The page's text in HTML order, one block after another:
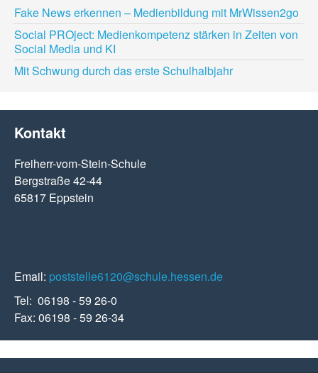
Fake News erkennen – Medienbildung mit MrWissen2go
Social PROject: Medienkompetenz stärken in Zeiten von
Social Media und KI
Mit Schwung durch das erste Schulhalbjahr
Kontakt
Freiherr-vom-Stein-Schule
Bergstraße 42-44
65817 Eppstein
Email: poststelle6120@schule.hessen.de
Tel: 06198 - 59 26-0
Fax: 06198 - 59 26-34